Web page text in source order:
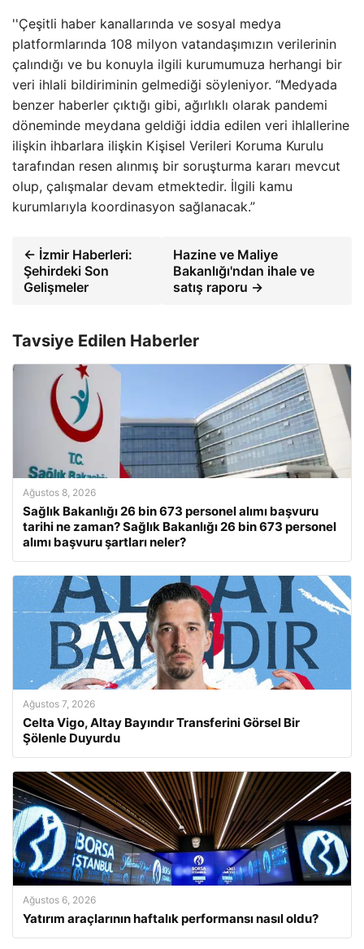
''Çeşitli haber kanallarında ve sosyal medya
platformlarında 108 milyon vatandaşımızın verilerinin
çalındığı ve bu konuyla ilgili kurumumuza herhangi bir
veri ihlali bildiriminin gelmediği söyleniyor. “Medyada
benzer haberler çıktığı gibi, ağırlıklı olarak pandemi
döneminde meydana geldiği iddia edilen veri ihlallerine
ilişkin ihbarlara ilişkin Kişisel Verileri Koruma Kurulu
tarafından resen alınmış bir soruşturma kararı mevcut
olup, çalışmalar devam etmektedir. İlgili kamu
kurumlarıyla koordinasyon sağlanacak.”
← İzmir Haberleri:
Şehirdeki Son
Gelişmeler
Hazine ve Maliye
Bakanlığı'ndan ihale ve
satış raporu →
Tavsiye Edilen Haberler
Ağustos 8, 2026
Sağlık Bakanlığı 26 bin 673 personel alımı başvuru
tarihi ne zaman? Sağlık Bakanlığı 26 bin 673 personel
alımı başvuru şartları neler?
Ağustos 7, 2026
Celta Vigo, Altay Bayındır Transferini Görsel Bir
Şölenle Duyurdu
Ağustos 6, 2026
Yatırım araçlarının haftalık performansı nasıl oldu?